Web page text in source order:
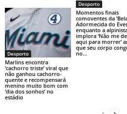
Desporto
Marlins encontra
‘cachorro triste’ viral que
não ganhou cachorro-
quente e recompensará
menino muito bom com
‘dia dos sonhos’ no
estádio
Desporto
Momentos finais
comoventes da
Adormecida do
enquanto a
implora ‘Não me
aqui para morrer’
que seu corpo
no...